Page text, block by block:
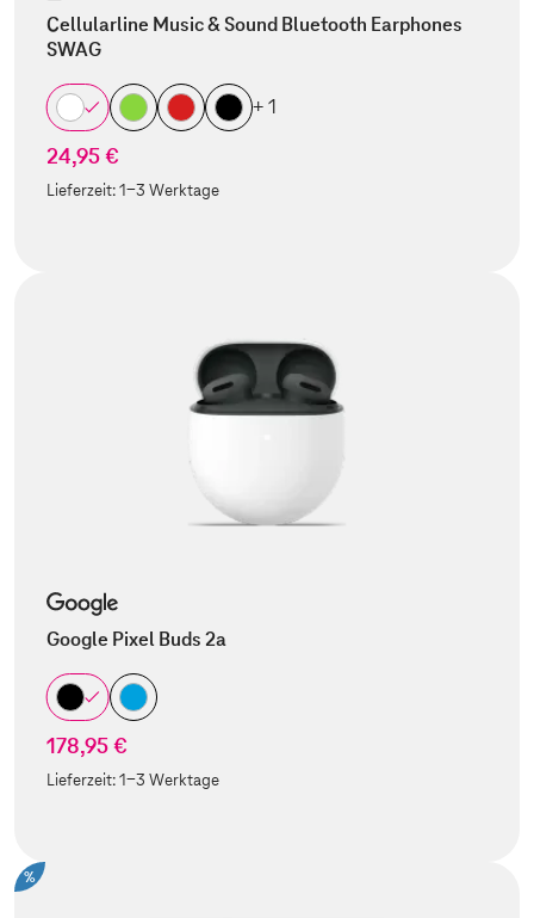
Cellularline Music & Sound Bluetooth Earphones
SWAG
+ 1
24,95 €
Lieferzeit:1-3 Werktage
Google Pixel Buds 2a
178,95 €
Lieferzeit:1-3 Werktage
%